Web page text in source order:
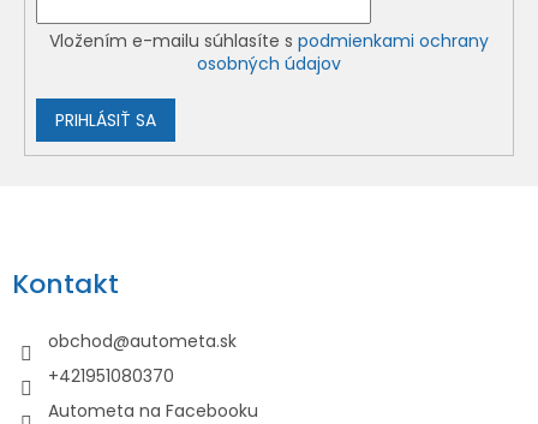
Vložením e-mailu súhlasíte s podmienkami ochrany
osobných údajov
PRIHLÁSIŤ SA
p
äKontakt
obchod@autometa.sk
+421951080370
Autometa na Facebooku